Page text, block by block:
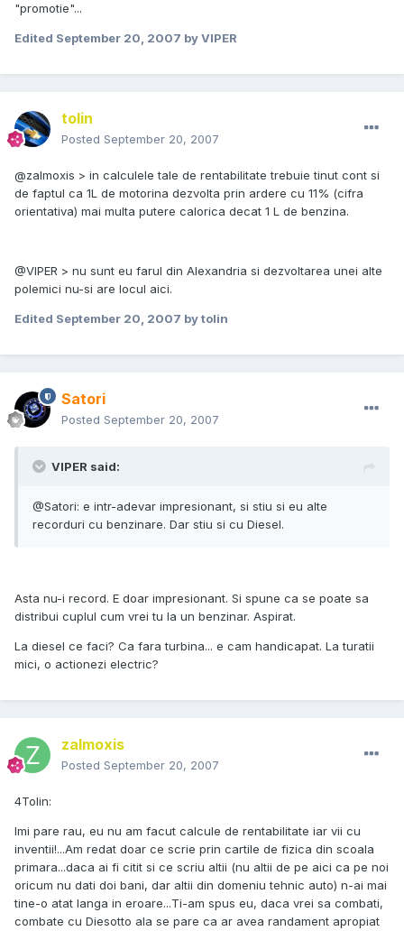
"promotie"...
Edited September 20, 2007 by VIPER
tolin
Posted September 20, 2007
@zalmoxis > in calculele tale de rentabilitate trebuie tinut cont si
de faptul ca 1L de motorina dezvolta prin ardere cu 11% (cifra
orientativa) mai multa putere calorica decat 1 L de benzina.
@VIPER > nu sunt eu farul din Alexandria si dezvoltarea unei alte
polemici nu-si are locul aici.
Edited September 20, 2007 by tolin
Satori
Posted September 20, 2007
VIPER said:
@Satori: e intr-adevar impresionant, si stiu si eu alte
recorduri cu benzinare. Dar stiu si cu Diesel.
Asta nu-i record. E doar impresionant. Si spune ca se poate sa
distribui cuplul cum vrei tu la un benzinar. Aspirat.
La diesel ce faci? Ca fara turbina... e cam handicapat. La turatii
mici, o actionezi electric?
zalmoxis
Posted September 20, 2007
4Tolin:
Imi pare rau, eu nu am facut calcule de rentabilitate iar vii cu
inventii!...Am redat doar ce scrie prin cartile de fizica din scoala
primara...daca ai fi citit si ce scriu altii (nu altii de pe aici ca pe noi
oricum nu dati doi bani, dar altii din domeniu tehnic auto) n-ai mai
tine-o atat langa in eroare...Ti-am spus eu, daca vrei sa combati,
combate cu Diesotto ala se pare ca ar avea randament apropiat